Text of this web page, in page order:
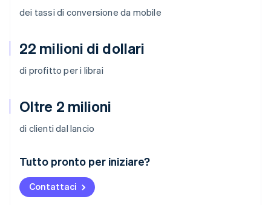
dei tassi di conversione da mobile
22 milioni di dollari
di profitto per i librai
Oltre 2 milioni
di clienti dal lancio
Tutto pronto per iniziare?
Contattaci
Australia
English
Austria
DeutschEnglish